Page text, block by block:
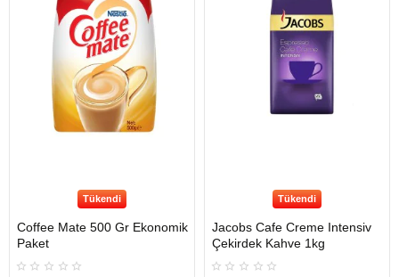
Tükendi
Coffee Mate 500 Gr Ekonomik
Paket
Tükendi
Jacobs Cafe Creme Intensiv
Çekirdek Kahve 1kg